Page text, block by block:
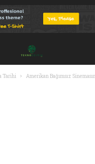
Tarihi Amerikan Bağımsız